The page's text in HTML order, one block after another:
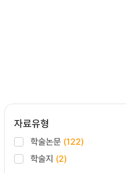
자료유형
학술논문 (122)
학술지 (2)